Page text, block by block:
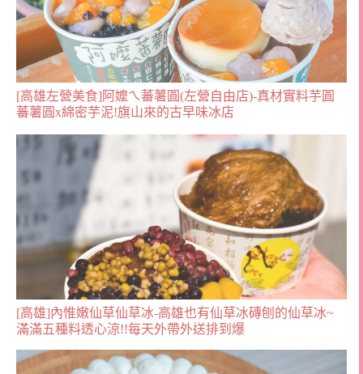
[高雄左營美食]阿嬤ㄟ蕃薯圓(左營自由店)-真材實料芋圓
蕃薯圓x綿密芋泥!旗山來的古早味冰店
[高雄]內惟嫩仙草仙草冰-高雄也有仙草冰磚刨的仙草冰~
滿滿五種料透心涼!!每天外帶外送排到爆